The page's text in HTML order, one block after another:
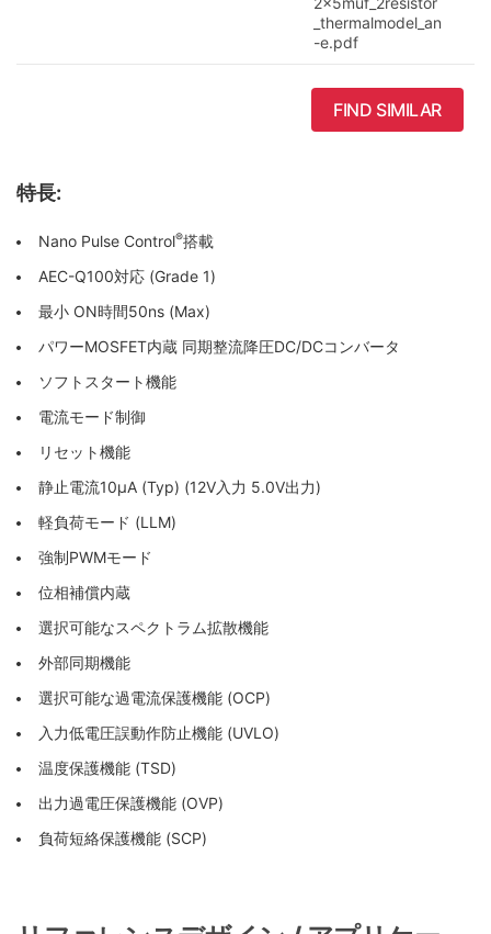
_thermalmodel_an
-e.pdf
FIND SIMILAR
特長:
Nano Pulse Control®搭載
AEC-Q100対応 (Grade 1)
最小 ON時間50ns (Max)
パワーMOSFET内蔵 同期整流降圧DC/DCコンバータ
ソフトスタート機能
電流モード制御
リセット機能
静止電流10µA (Typ) (12V入力 5.0V出力)
軽負荷モード (LLM)
強制PWMモード
位相補償内蔵
選択可能なスペクトラム拡散機能
外部同期機能
選択可能な過電流保護機能 (OCP)
入力低電圧誤動作防止機能 (UVLO)
温度保護機能 (TSD)
出力過電圧保護機能 (OVP)
負荷短絡保護機能 (SCP)